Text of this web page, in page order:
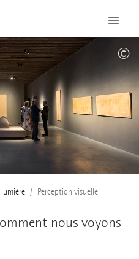
©
Perception visuelle
nous voyons